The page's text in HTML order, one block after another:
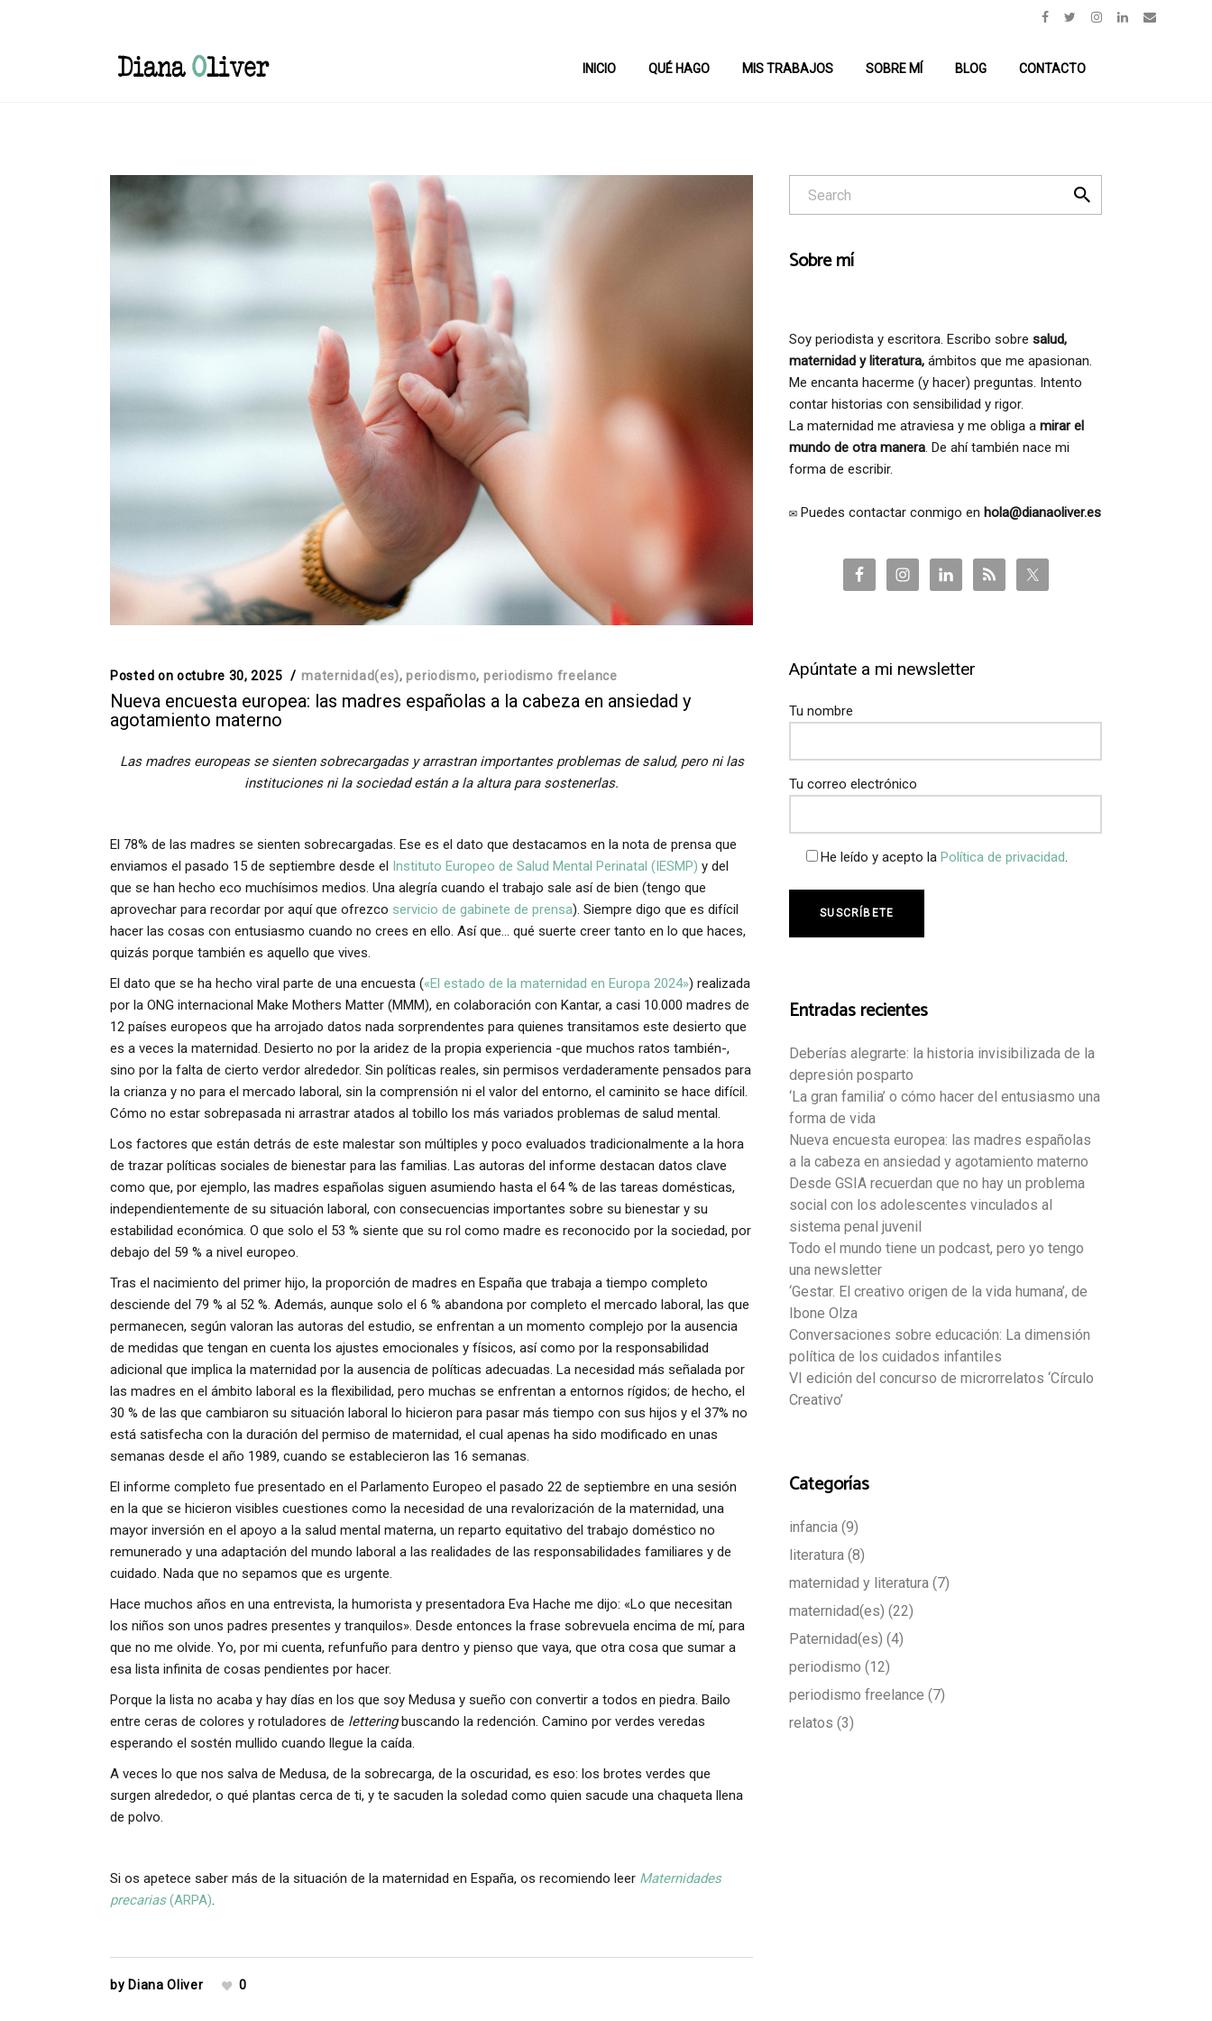
INICIO QUÉ HAGO MIS TRABAJOS SOBRE MÍ BLOG CONTACTO
Posted on octubre 30, 2025 maternidad(es), periodismo, periodismo freelance
Nueva encuesta europea: las madres españolas a la cabeza en ansiedad y
agotamiento materno
Las madres europeas se sienten sobrecargadas y arrastran importantes problemas de salud, pero ni las
instituciones ni la sociedad están a la altura para sostenerlas.
El 78% de las madres se sienten sobrecargadas. Ese es el dato que destacamos en la nota de prensa que
enviamos el pasado 15 de septiembre desde el Instituto Europeo de Salud Mental Perinatal (IESMP) y del
que se han hecho eco muchísimos medios. Una alegría cuando el trabajo sale así de bien (tengo que
aprovechar para recordar por aquí que ofrezco servicio de gabinete de prensa). Siempre digo que es difícil
hacer las cosas con entusiasmo cuando no crees en ello. Así que… qué suerte creer tanto en lo que haces,
quizás porque también es aquello que vives.
El dato que se ha hecho viral parte de una encuesta («El estado de la maternidad en Europa 2024») realizada
por la ONG internacional Make Mothers Matter (MMM), en colaboración con Kantar, a casi 10.000 madres de
12 países europeos que ha arrojado datos nada sorprendentes para quienes transitamos este desierto que
es a veces la maternidad. Desierto no por la aridez de la propia experiencia -que muchos ratos también-,
sino por la falta de cierto verdor alrededor. Sin políticas reales, sin permisos verdaderamente pensados para
la crianza y no para el mercado laboral, sin la comprensión ni el valor del entorno, el caminito se hace difícil.
Cómo no estar sobrepasada ni arrastrar atados al tobillo los más variados problemas de salud mental.
Los factores que están detrás de este malestar son múltiples y poco evaluados tradicionalmente a la hora
de trazar políticas sociales de bienestar para las familias. Las autoras del informe destacan datos clave
como que, por ejemplo, las madres españolas siguen asumiendo hasta el 64 % de las tareas domésticas,
independientemente de su situación laboral, con consecuencias importantes sobre su bienestar y su
estabilidad económica. O que solo el 53 % siente que su rol como madre es reconocido por la sociedad, por
debajo del 59 % a nivel europeo.
Tras el nacimiento del primer hijo, la proporción de madres en España que trabaja a tiempo completo
desciende del 79 % al 52 %. Además, aunque solo el 6 % abandona por completo el mercado laboral, las que
permanecen, según valoran las autoras del estudio, se enfrentan a un momento complejo por la ausencia
de medidas que tengan en cuenta los ajustes emocionales y físicos, así como por la responsabilidad
adicional que implica la maternidad por la ausencia de políticas adecuadas. La necesidad más señalada por
las madres en el ámbito laboral es la flexibilidad, pero muchas se enfrentan a entornos rígidos; de hecho, el
30 % de las que cambiaron su situación laboral lo hicieron para pasar más tiempo con sus hijos y el 37% no
está satisfecha con la duración del permiso de maternidad, el cual apenas ha sido modificado en unas
semanas desde el año 1989, cuando se establecieron las 16 semanas.
El informe completo fue presentado en el Parlamento Europeo el pasado 22 de septiembre en una sesión
en la que se hicieron visibles cuestiones como la necesidad de una revalorización de la maternidad, una
mayor inversión en el apoyo a la salud mental materna, un reparto equitativo del trabajo doméstico no
remunerado y una adaptación del mundo laboral a las realidades de las responsabilidades familiares y de
cuidado. Nada que no sepamos que es urgente.
Hace muchos años en una entrevista, la humorista y presentadora Eva Hache me dijo: «Lo que necesitan
los niños son unos padres presentes y tranquilos». Desde entonces la frase sobrevuela encima de mí, para
que no me olvide. Yo, por mi cuenta, refunfuño para dentro y pienso que vaya, que otra cosa que sumar a
esa lista infinita de cosas pendientes por hacer.
Porque la lista no acaba y hay días en los que soy Medusa y sueño con convertir a todos en piedra. Bailo
entre ceras de colores y rotuladores de letteringbuscando la redención. Camino por verdes veredas
esperando el sostén mullido cuando llegue la caída.
A veces lo que nos salva de Medusa, de la sobrecarga, de la oscuridad, es eso: los brotes verdes que
surgen alrededor, o qué plantas cerca de ti, y te sacuden la soledad como quien sacude una chaqueta llena
de polvo.
Si os apetece saber más de la situación de la maternidad en España, os recomiendo leer Maternidades
precarias(ARPA).
by Diana Oliver 0
Sobre mí
Soy periodista y escritora. Escribo sobresalud,
maternidad y literatura,ámbitos que me apasionan.
Me encanta hacerme (y hacer) preguntas. Intento
contar historias con sensibilidad y rigor.
La maternidad me atraviesa y me obliga amirar el
mundo de otra manera. De ahí también nace mi
forma de escribir.
✉️ Puedes contactar conmigo en hola@dianaoliver.es
Apúntate a mi newsletter
Tu nombre
Tu correo electrónico
He leído y acepto laPolítica de privacidad.
Entradas recientes
Deberías alegrarte: la historia invisibilizada de la
depresión posparto
‘La gran familia’ o cómo hacer del entusiasmo una
forma de vida
Nueva encuesta europea: las madres españolas
a la cabeza en ansiedad y agotamiento materno
Desde GSIA recuerdan que no hay un problema
social con los adolescentes vinculados al
sistema penal juvenil
Todo el mundo tiene un podcast, pero yo tengo
una newsletter
‘Gestar. El creativo origen de la vida humana’, de
Ibone Olza
Conversaciones sobre educación: La dimensión
política de los cuidados infantiles
VI edición del concurso de microrrelatos ‘Círculo
Creativo’
Categorías
infancia (9)
literatura (8)
maternidad y literatura (7)
maternidad(es) (22)
Paternidad(es) (4)
periodismo (12)
periodismo freelance (7)
relatos (3)